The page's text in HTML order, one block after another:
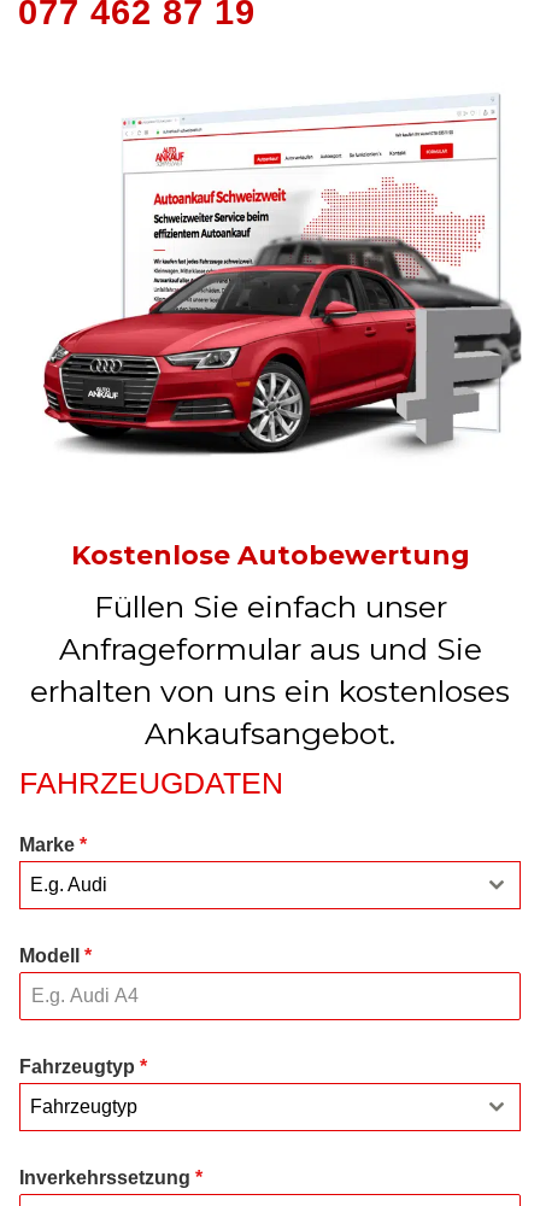
077 462 87 19
Kostenlose Autobewertung
Füllen Sie einfach unser
Anfrageformular aus und Sie
erhalten von uns ein kostenloses
Ankaufsangebot.
FAHRZEUGDATEN
Marke *
E.g. Audi
Modell *
Fahrzeugtyp *
Fahrzeugtyp
Inverkehrssetzung *